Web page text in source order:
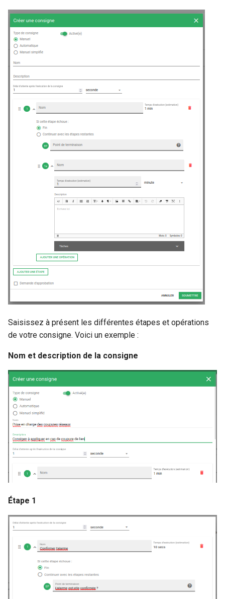
Saisissez à présent les différentes étapes et opérations
de votre consigne. Voici un exemple :
Nom et description de la consigne
Étape 1